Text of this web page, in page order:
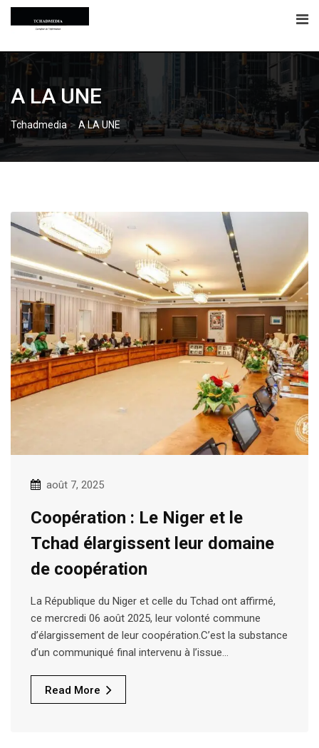
Skip
A LA UNE
Tchadmedia> A LA UNE
août 7, 2025
Coopération : Le Niger et le
Tchad élargissent leur domaine
de coopération
La République du Niger et celle du Tchad ont affirmé,
ce mercredi 06 août 2025, leur volonté commune
d’élargissement de leur coopération.C’est la substance
d’un communiqué final intervenu à l’issue…
Read More